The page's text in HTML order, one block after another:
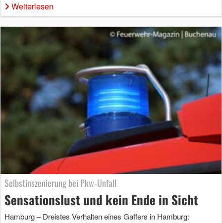
Weiterlesen
Selbstinszenierung bei Pkw-Unfall
Sensationslust und kein Ende in Sicht
Hamburg – Dreistes Verhalten eines Gaffers in Hamburg: